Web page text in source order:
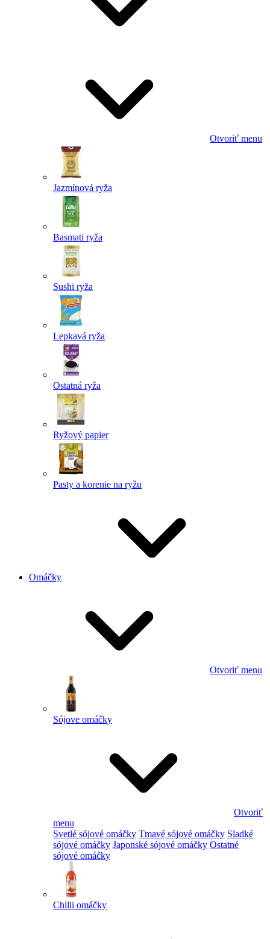
Otvoriť menu
Jazmínová ryža
Basmati ryža
Sushi ryža
Lepkavá ryža
Ostatná ryža
Ryžový papier
Pasty a korenie na ryžu
Omáčky
Otvoriť menu
Sójove omáčky
Otvoriť
menu
Svetlé sójové omáčky Tmavé sójové omáčky Sladké
sójové omáčky Japonské sójové omáčky Ostatné
sójové omáčky
Chilli omáčky